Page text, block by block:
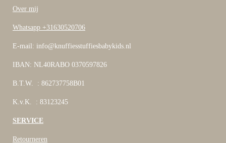
Over mij
Whatsapp +31630520706
E-mail: info@knuffiesstuffiesbabykids.nl
IBAN: NL40RABO 0370597826
B.T.W. : 862737758B01
K.v.K. : 83123245
SERVICE
Retourneren